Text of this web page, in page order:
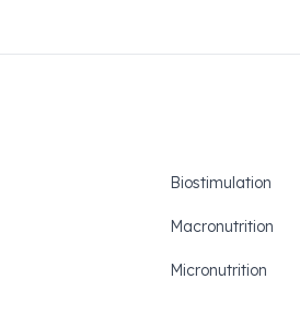
utilisation fréquente dans tout plan de
Biostimulation
Macronutrition
Micronutrition